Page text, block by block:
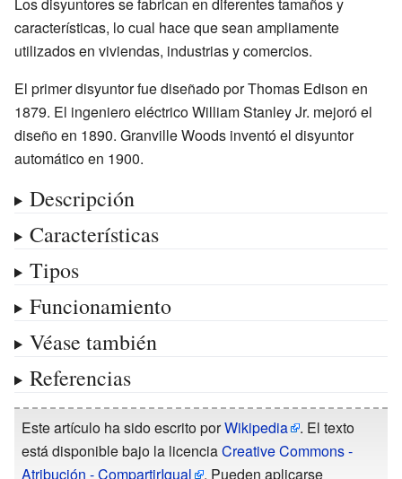
características, lo cual hace que sean ampliamente
utilizados en viviendas, industrias y comercios.
El primer disyuntor fue diseñado por Thomas Edison en
1879. El ingeniero eléctrico William Stanley Jr. mejoró el
diseño en 1890. Granville Woods inventó el disyuntor
automático en 1900.
Descripción
Características
Tipos
Funcionamiento
Véase también
Referencias
Este artículo ha sido escrito porWikipedia
. El texto
está disponible bajo la licenciaCreative Commons -
Atribución - CompartirIgual
. Pueden aplicarse